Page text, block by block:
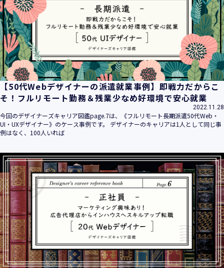
【50代Webデザイナーの派遣就業事例】即戦力だからこ
そ！フルリモート勤務＆残業少なめ好環境で安心就業
2022.11.28
今回のデザイナーズキャリア図鑑page.7は、《フルリモート長期派遣50代Web・
UI・UXデザイナー》のケース事例です。 デザイナーのキャリアは1人として同じ事
例はなく、100人いれば